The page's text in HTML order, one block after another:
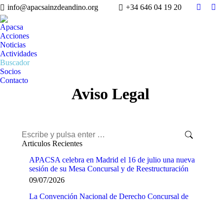
info@apacsainzdeandino.org +34 646 04 19 20
Apacsa
Acciones
Noticias
Actividades
Buscador
Socios
Contacto
Aviso Legal
Buscar:
Articulos Recientes
APACSA celebra en Madrid el 16 de julio una nueva
sesión de su Mesa Concursal y de Reestructuración
09/07/2026
La Convención Nacional de Derecho Concursal de